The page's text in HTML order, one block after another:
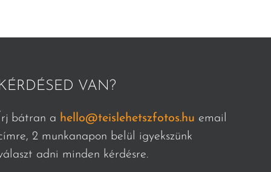
VAN?
bátran a hello@teislehetszfotos.hu email
2 munkanapon belül igyekszünk
adni minden kérdésre.